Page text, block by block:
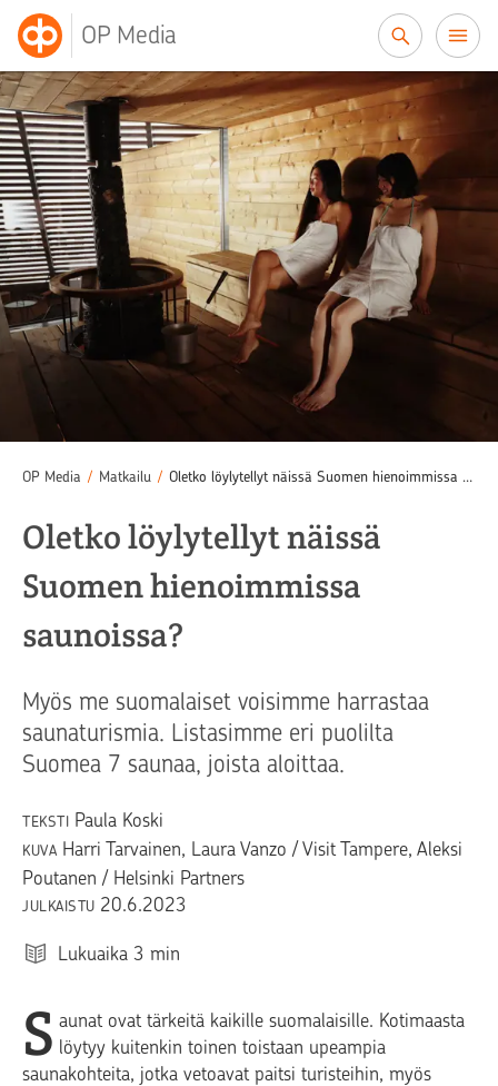
OP Media
OP Media / Matkailu / Oletko löylytellyt näissä Suomen hienoimmissa saunoissa?
Oletko löylytellyt näissä
Suomen hienoimmissa
saunoissa?
Myös me suomalaiset voisimme harrastaa
saunaturismia. Listasimme eri puolilta
Suomea 7 saunaa, joista aloittaa.
TEKSTI Paula Koski
KUVA Harri Tarvainen, Laura Vanzo / Visit Tampere, Aleksi
Poutanen / Helsinki Partners
JULKAISTU 20.6.2023
Lukuaika 3 min
S aunat ovat tärkeitä kaikille suomalaisille. Kotimaasta
löytyy kuitenkin toinen toistaan upeampia
saunakohteita, jotka vetoavat paitsi turisteihin, myös